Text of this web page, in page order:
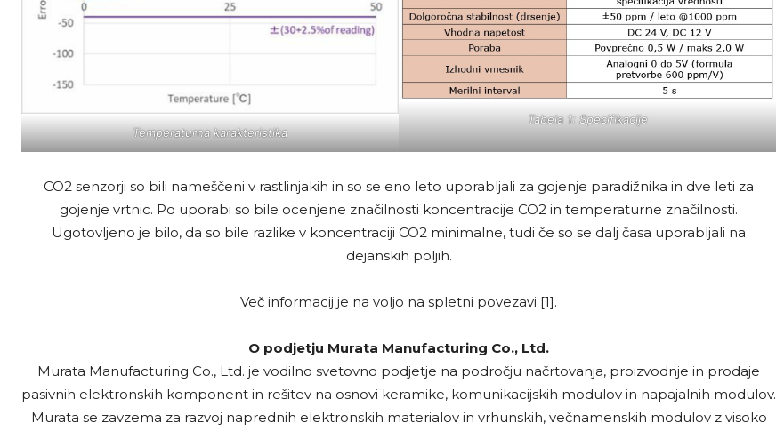
Temperaturna karakteristika
Tabela 1: Specifikacije
CO2 senzorji so bili nameščeni v rastlinjakih in so se eno leto uporabljali za gojenje paradižnika in dve leti za
gojenje vrtnic. Po uporabi so bile ocenjene značilnosti koncentracije CO2 in temperaturne značilnosti.
Ugotovljeno je bilo, da so bile razlike v koncentraciji CO2 minimalne, tudi če so se dalj časa uporabljali na
dejanskih poljih.
Več informacij je na voljo na spletni povezavi [1].
O podjetju Murata Manufacturing Co., Ltd.
Murata Manufacturing Co., Ltd. je vodilno svetovno podjetje na področju načrtovanja, proizvodnje in prodaje
pasivnih elektronskih komponent in rešitev na osnovi keramike, komunikacijskih modulov in napajalnih modulov.
Murata se zavzema za razvoj naprednih elektronskih materialov in vrhunskih, večnamenskih modulov z visoko